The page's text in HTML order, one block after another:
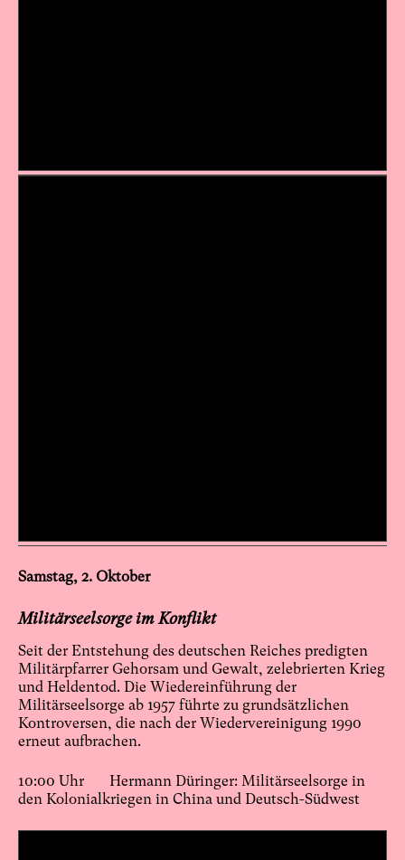
Samstag, 2. Oktober
Militärseelsorge im Konflikt
Seit der Entstehung des deutschen Reiches predigten
Militärpfarrer Gehorsam und Gewalt, zelebrierten Krieg
und Heldentod. Die Wiedereinführung der
Militärseelsorge ab 1957 führte zu grundsätzlichen
Kontroversen, die nach der Wiedervereinigung 1990
erneut aufbrachen.
10:00 Uhr Hermann Düringer: Militärseelsorge in
den Kolonialkriegen in China und Deutsch-Südwest